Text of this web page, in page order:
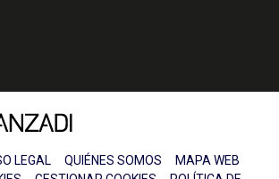
LEGAL QUIÉNES SOMOS
MAPA WEB